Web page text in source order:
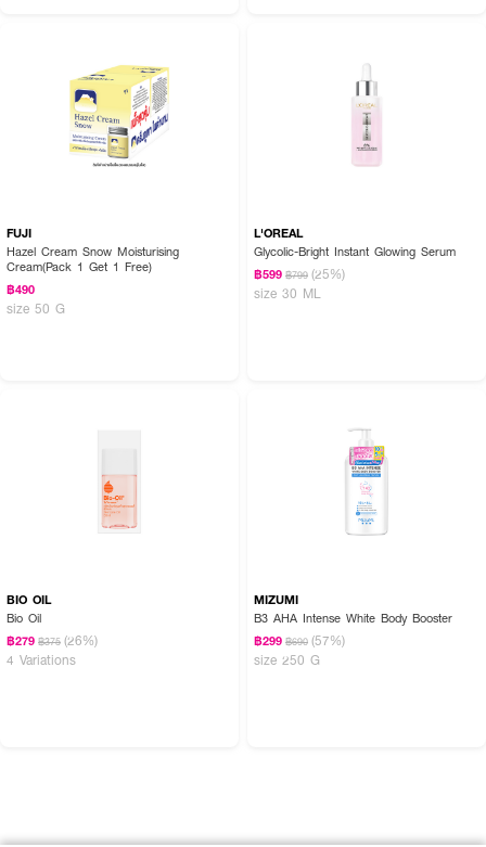
FUJI
Hazel Cream Snow Moisturising
Cream(Pack 1 Get 1 Free)
฿490
size 50 G
L'OREAL
Glycolic-Bright Instant Glowing Serum
฿599 ฿799 (25%)
size 30 ML
BIO OIL
Bio Oil
฿279 ฿375 (26%)
4 Variations
MIZUMI
B3 AHA Intense White Body Booster
฿299 ฿690 (57%)
size 250 G